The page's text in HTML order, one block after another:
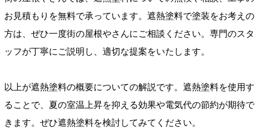
お見積もりを無料で承っています。遮熱塗料で塗装をお考えの
方は、ぜひ一度街の屋根やさんにご相談ください。専門のスタ
ッフが丁寧にご説明し、適切な提案をいたします。
以上が遮熱塗料の概要についての解説です。遮熱塗料を使用す
ることで、夏の室温上昇を抑える効果や電気代の節約が期待で
きます。ぜひ遮熱塗料を検討してみてください。